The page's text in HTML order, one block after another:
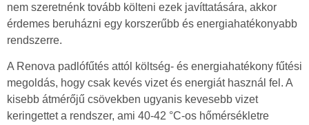
nem szeretnénk tovább költeni ezek javíttatására, akkor
érdemes beruházni egy korszerűbb és energiahatékonyabb
rendszerre.
A Renova padlófűtés attól költség- és energiahatékony fűtési
megoldás, hogy csak kevés vizet és energiát használ fel. A
kisebb átmérőjű csövekben ugyanis kevesebb vizet
keringettet a rendszer, ami 40-42 °C-os hőmérsékletre